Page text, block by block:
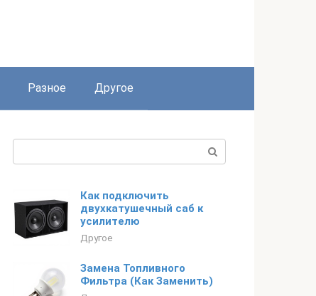
Разное Другое
Как подключить
двухкатушечный саб к
усилителю
Другое
Замена Топливного
Фильтра (Как Заменить)